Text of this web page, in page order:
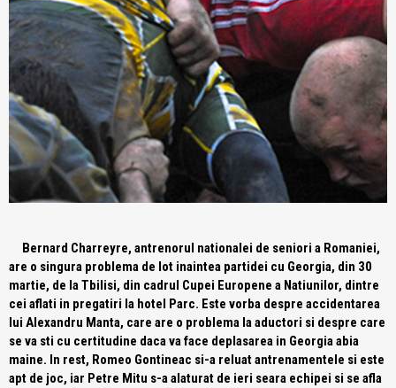
Bernard Charreyre, antrenorul nationalei de seniori a Romaniei,
are o singura problema de lot inaintea partidei cu Georgia, din 30
martie, de la Tbilisi, din cadrul Cupei Europene a Natiunilor, dintre
cei aflati in pregatiri la hotel Parc. Este vorba despre accidentarea
lui Alexandru Manta, care are o problema la aductori si despre care
se va sti cu certitudine daca va face deplasarea in Georgia abia
maine. In rest, Romeo Gontineac si-a reluat antrenamentele si este
apt de joc, iar Petre Mitu s-a alaturat de ieri seara echipei si se afla